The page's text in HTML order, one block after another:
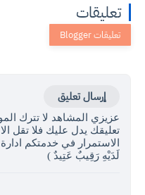
تعليقات
إرسال تعليق
عزيزي المشاهد لا تترك
تعليقك يدل عليك فلا تقل
الاستمرار في خدمتكم
لَدَيْهِ رَقِيبٌ عَتِيدٌ )